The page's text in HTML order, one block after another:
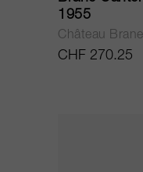
1955
Château
CHF 270.25